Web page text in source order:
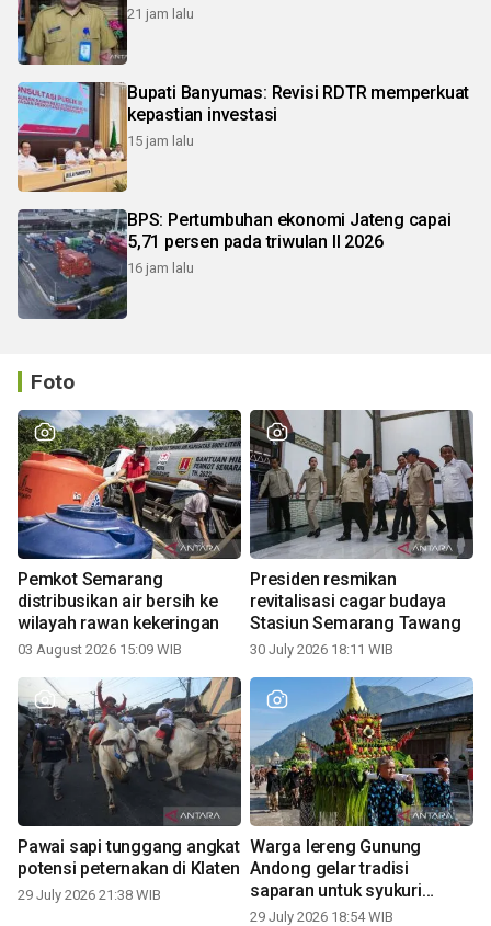
21 jam lalu
Bupati Banyumas: Revisi RDTR memperkuat
kepastian investasi
15 jam lalu
BPS: Pertumbuhan ekonomi Jateng capai
5,71 persen pada triwulan II 2026
16 jam lalu
Foto
Pemkot Semarang
distribusikan air bersih ke
wilayah rawan kekeringan
03 August 2026 15:09 WIB
Presiden resmikan
revitalisasi cagar budaya
Stasiun Semarang Tawang
30 July 2026 18:11 WIB
Pawai sapi tunggang angkat
potensi peternakan di Klaten
29 July 2026 21:38 WIB
Warga lereng Gunung
Andong gelar tradisi
saparan untuk syukuri
panen
29 July 2026 18:54 WIB